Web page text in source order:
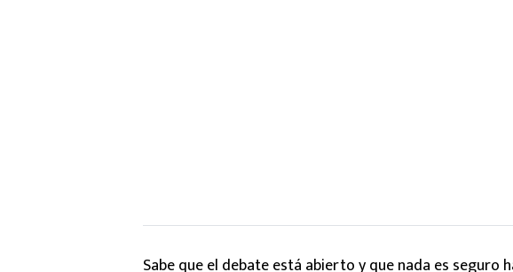
Sabe que el debate está abierto y que nada es seguro